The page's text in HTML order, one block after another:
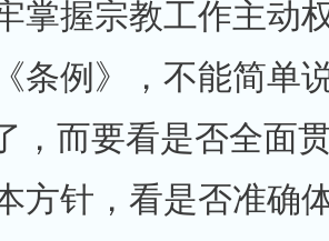
掌握宗教工作主动
条例》，不能简单
，而要看是否全面
方针，看是否准确